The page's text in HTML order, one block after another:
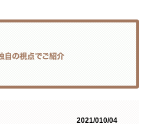
2021/010/04